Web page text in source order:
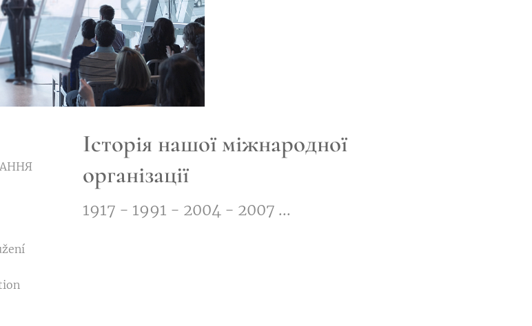
Історія нашоїміжнародної
організації
1917 - 1991 - 2004 - 2007 ...